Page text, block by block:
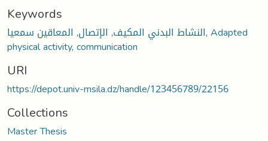
Keywords
النشاط البدني المكيف, الإتصال, المعاقين سمعيا ,Adapted
physical activity,communication
URI
https://depot.univ-msila.dz/handle/123456789/22156
Collections
Master Thesis